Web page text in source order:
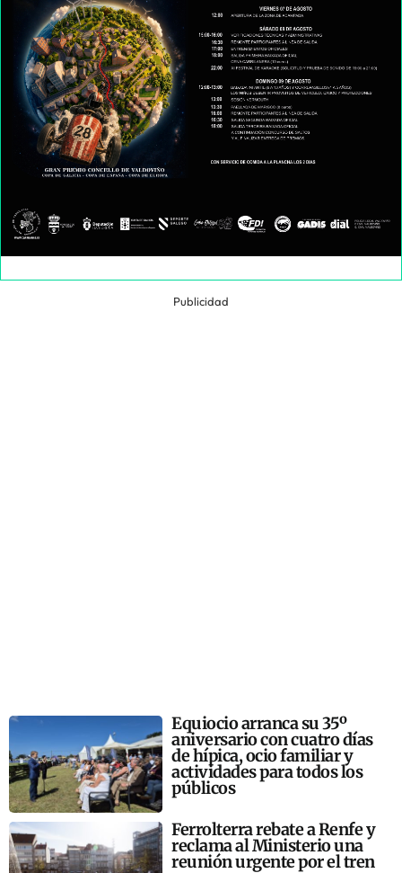
Publicidad
Equiocio arranca su 35º
aniversario con cuatro días
de hípica, ocio familiar y
actividades para todos los
públicos
Ferrolterra rebate a Renfe y
reclama al Ministerio una
reunión urgente por el tren